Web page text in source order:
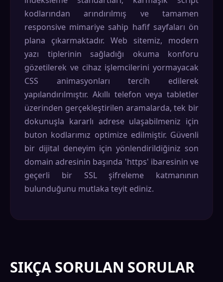
kodlarından arındırılmış ve tamamen
responsive mimariye sahip hafif sayfaları ön
plana çıkarmaktadır. Web sitemiz, modern
yazı tiplerinin sağladığı okuma konforu
gözetilerek ve cihaz işlemcilerini yormayacak
CSS animasyonları tercih edilerek
yapılandırılmıştır. Akıllı telefon veya tabletler
üzerinden gerçekleştirilen aramalarda, tek bir
dokunuşla kararlı adrese ulaşabilmeniz için
buton kodlarımız optimize edilmiştir. Güvenli
bir dijital deneyim için yönlendirildiğiniz son
domain adresinin başında 'https' ibaresinin ve
geçerli bir SSL şifreleme katmanının
bulunduğunu mutlaka teyit ediniz.
SIKÇA SORULAN SORULAR